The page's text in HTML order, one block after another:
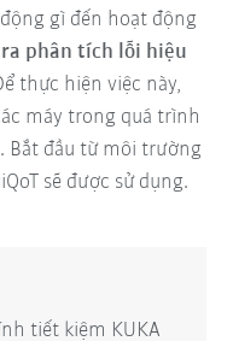
gì đến hoạt động
phân tích lỗi hiệu
thực hiện việc này,
máy trong quá trình
Bắt đầu từ môi trường
sẽ được sử dụng.
tiết kiệm KUKA